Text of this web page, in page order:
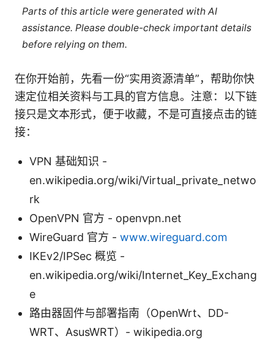
Parts of this article were generated with AI
assistance. Please double-check important details
before relying on them.
在你开始前，先看一份“实用资源清单”，帮助你快
速定位相关资料与工具的官方信息。注意：以下链
接只是文本形式，便于收藏，不是可直接点击的链
接：
VPN 基础知识 -
en.wikipedia.org/wiki/Virtual_private_netwo
rk
OpenVPN 官方 - openvpn.net
WireGuard 官方 - www.wireguard.com
IKEv2/IPSec 概览 -
en.wikipedia.org/wiki/Internet_Key_Exchang
e
路由器固件与部署指南（OpenWrt、DD-
WRT、AsusWRT）- wikipedia.org